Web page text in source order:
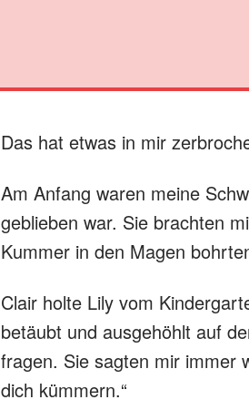
Das hat etwas in mir
Am Anfang waren meine
geblieben war. Sie brachten
Kummer in den Magen
Clair holte Lily vom
betäubt und ausgehöhlt auf
fragen. Sie sagten mir immer
dich kümmern.“